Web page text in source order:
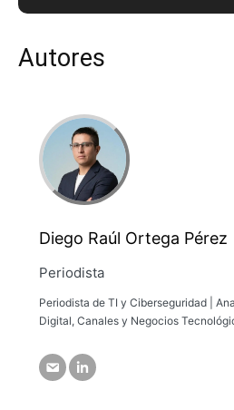
Autores
Diego Raúl Ortega Pérez
Periodista
Periodista de TI y Ciberseguridad |
Digital, Canales y Negocios